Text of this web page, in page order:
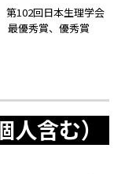
第102回日本生理学会
最優秀賞、優秀賞
含む）